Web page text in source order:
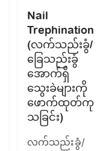
Nail
Trephination
(လက်သည်းခွံ/
ခြေသည်းခွံ
အောက်ရှိ
သွေးခဲများကို
ဖောက်ထုတ်ကု
သခြင်း)
လက်သည်းခွံ/